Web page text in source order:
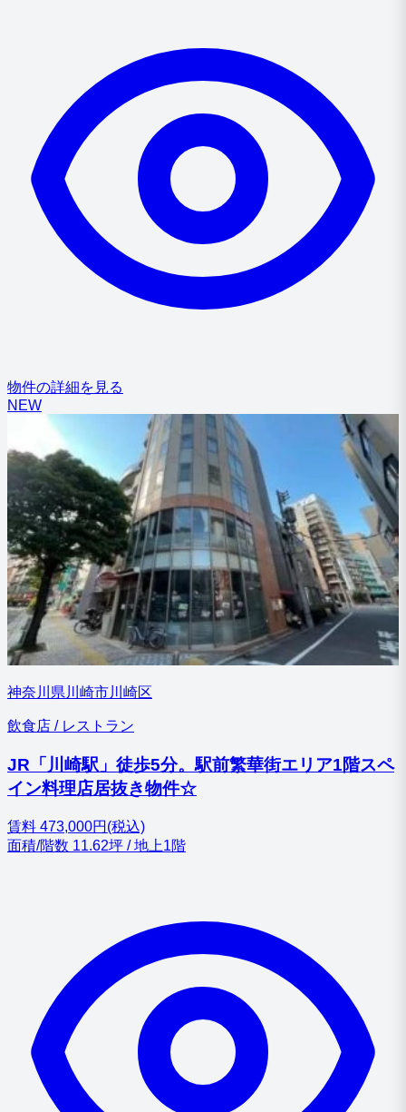
物件の詳細を見る
NEW
神奈川県川崎市川崎区
飲食店 / レストラン
JR「川崎駅」徒歩5分。駅前繁華街エリア1階スペ
イン料理店居抜き物件☆
賃料 473,000円(税込)
面積/階数 11.62坪 / 地上1階